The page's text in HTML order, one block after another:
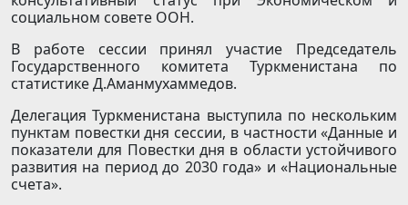
социальном совете ООН.
В работе сессии принял участие Председатель
Государственного комитета Туркменистана по
статистике Д.Аманмухаммедов.
Делегация Туркменистана выступила по нескольким
пунктам повестки дня сессии, в частности «Данные и
показатели для Повестки дня в области устойчивого
развития на период до 2030 года» и «Национальные
счета».